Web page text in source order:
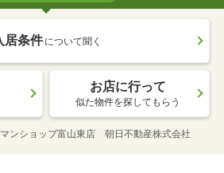
居条件 について聞く
お店に行って
似た物件を探してもらう
ンショップ富山東店 朝日不動産株式会社